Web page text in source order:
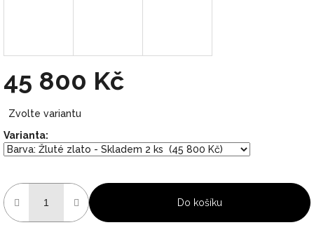
45 800 Kč
cena:
Zvolte variantu
Varianta:
Do košíku